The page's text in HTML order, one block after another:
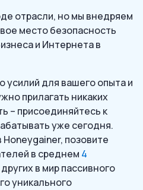
отрасли, но мы внедряем
место безопасность
и Интернета в
усилий для вашего опыта и
прилагать никаких
– присоединяйтесь к
уже сегодня.
позовите
в среднем 4
в мир пассивного
уникального